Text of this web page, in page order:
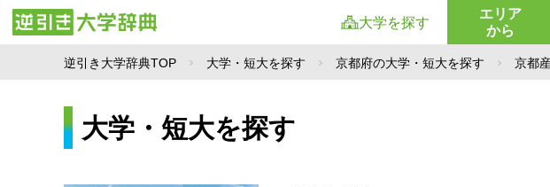
大学を探す
エリア
から
逆引き大学辞典TOP 大学・短大を探す 京都府の大学・短大を探す 京都
大学・短大を探す